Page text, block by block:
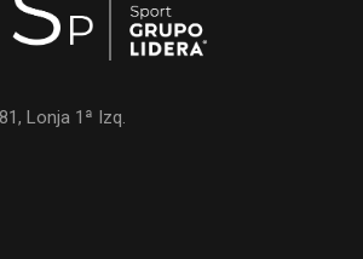
Lonja 1ª Izq.